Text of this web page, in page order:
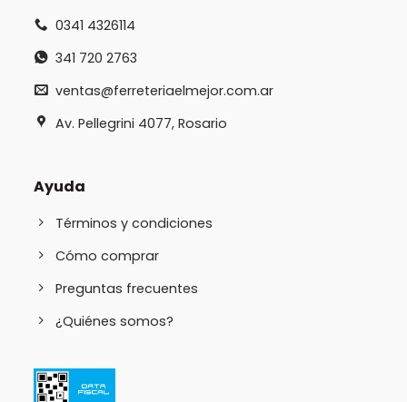
0341 4326114
341 720 2763
ventas@ferreteriaelmejor.com.ar
Av. Pellegrini 4077, Rosario
Ayuda
Términos y condiciones
Cómo comprar
Preguntas frecuentes
¿Quiénes somos?